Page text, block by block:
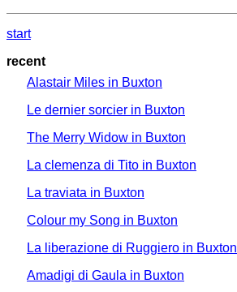
start
recent
Alastair Miles in Buxton
Le dernier sorcier in Buxton
The Merry Widow in Buxton
La clemenza di Tito in Buxton
La traviata in Buxton
Colour my Song in Buxton
La liberazione di Ruggiero in Buxton
Amadigi di Gaula in Buxton